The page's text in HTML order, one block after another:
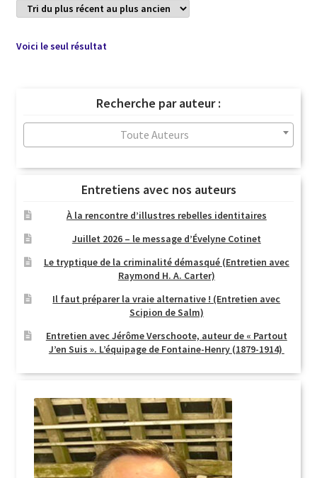
Voici le seul résultat
Recherche par auteur :
Toute Auteurs
Entretiens avec nos auteurs
À la rencontre d’illustres rebelles identitaires
Juillet 2026 – le message d’Évelyne Cotinet
Le tryptique de la criminalité démasqué (Entretien avec
Raymond H. A. Carter)
Il faut préparer la vraie alternative ! (Entretien avec
Scipion de Salm)
Entretien avec Jérôme Verschoote, auteur de « Partout
J’en Suis ». L’équipage de Fontaine-Henry (1879-1914)